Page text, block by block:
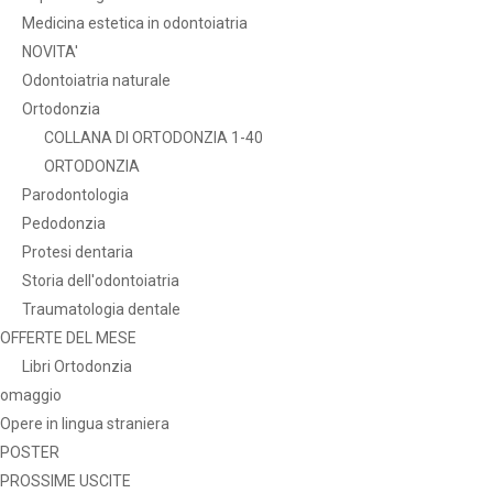
Medicina estetica in odontoiatria
NOVITA'
Odontoiatria naturale
Ortodonzia
COLLANA DI ORTODONZIA 1-40
ORTODONZIA
Parodontologia
Pedodonzia
Protesi dentaria
Storia dell'odontoiatria
Traumatologia dentale
OFFERTE DEL MESE
Libri Ortodonzia
omaggio
Opere in lingua straniera
POSTER
PROSSIME USCITE